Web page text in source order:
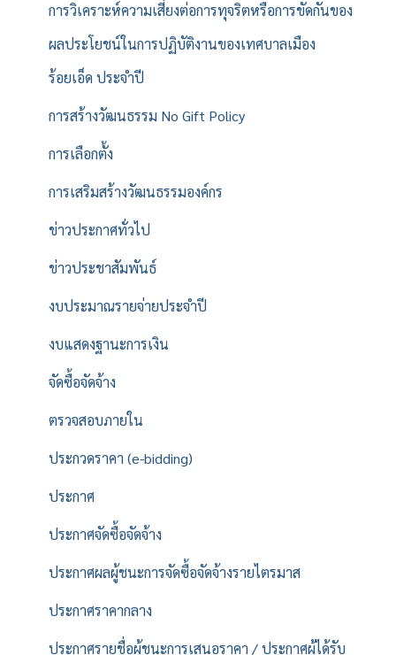
การวิเคราะห์ความเสี่ยงต่อการทุจริตหรือการขัดกันของ
ผลประโยชน์ในการปฏิบัติงานของเทศบาลเมือง
ร้อยเอ็ด ประจำปี
การสร้างวัฒนธรรม No Gift Policy
การเลือกตั้ง
การเสริมสร้างวัฒนธรรมองค์กร
ข่าวประกาศทั่วไป
ข่าวประชาสัมพันธ์
งบประมาณรายจ่ายประจำปี
งบแสดงฐานะการเงิน
จัดซื้อจัดจ้าง
ตรวจสอบภายใน
ประกวดราคา (e-bidding)
ประกาศ
ประกาศจัดซื้อจัดจ้าง
ประกาศผลผู้ชนะการจัดซื้อจัดจ้างรายไตรมาส
ประกาศราคากลาง
ประกาศรายชื่อผู้ชนะการเสนอราคา / ประกาศผู้ได้รับ